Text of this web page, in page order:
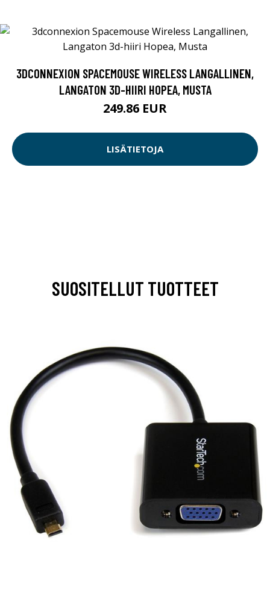
3DCONNEXION SPACEMOUSE WIRELESS LANGALLINEN,
LANGATON 3D-HIIRI HOPEA, MUSTA
249.86 EUR
LISÄTIETOJA
SUOSITELLUT TUOTTEET